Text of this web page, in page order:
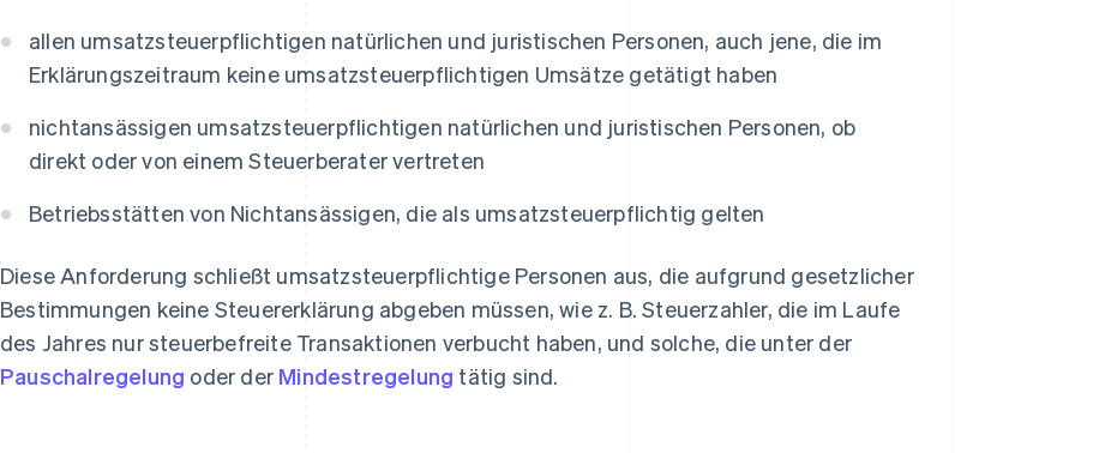
allen umsatzsteuerpflichtigen natürlichen und juristischen Personen, auch jene, die im
Erklärungszeitraum keine umsatzsteuerpflichtigen Umsätze getätigt haben
nichtansässigen umsatzsteuerpflichtigen natürlichen und juristischen Personen, ob
direkt oder von einem Steuerberater vertreten
Betriebsstätten von Nichtansässigen, die als umsatzsteuerpflichtig gelten
Diese Anforderung schließt umsatzsteuerpflichtige Personen aus, die aufgrund gesetzlicher
Bestimmungen keine Steuererklärung abgeben müssen, wie z. B. Steuerzahler, die im Laufe
des Jahres nur steuerbefreite Transaktionen verbucht haben, und solche, die unter der
Pauschalregelung oder der Mindestregelung tätig sind.